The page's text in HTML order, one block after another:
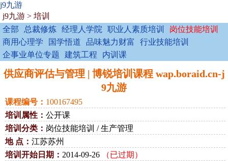
j9九游
j9九游 > 培训
全部
总裁修炼 经理人学院 职业人素质培训
岗位技能培训
商用心理学
国学悟道 品味魅力财富
行业技能培训
企事业单位专题
建筑工程 内训课
供应商评估与管理 | 博锐培训课程 wap.boraid.cn-j
9九游
课程编号： 100167495
培训属性： 公开课
培训分类： 岗位技能培训 / 生产管理
地 点： 江苏苏州
培训开始日期： 2014-09-26
（已过期）